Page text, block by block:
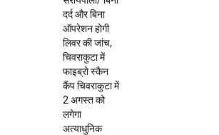
दर्द और बिना
ऑपरेशन होगी
लिवर की जांच,
चिवराकुटा में
फाइब्रो स्कैन
कैंप चिवराकुटा में
2 अगस्त को
लगेगा
अत्याधुनिक